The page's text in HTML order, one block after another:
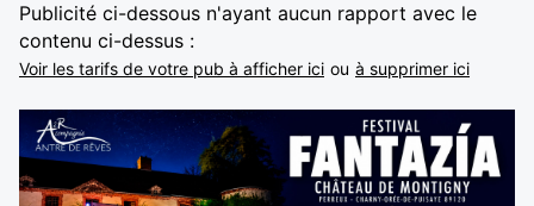
Publicité ci-dessous n'ayant aucun rapport avec le
contenu ci-dessus :
Voir les tarifs de votre pub à afficher ici ou à supprimer ici